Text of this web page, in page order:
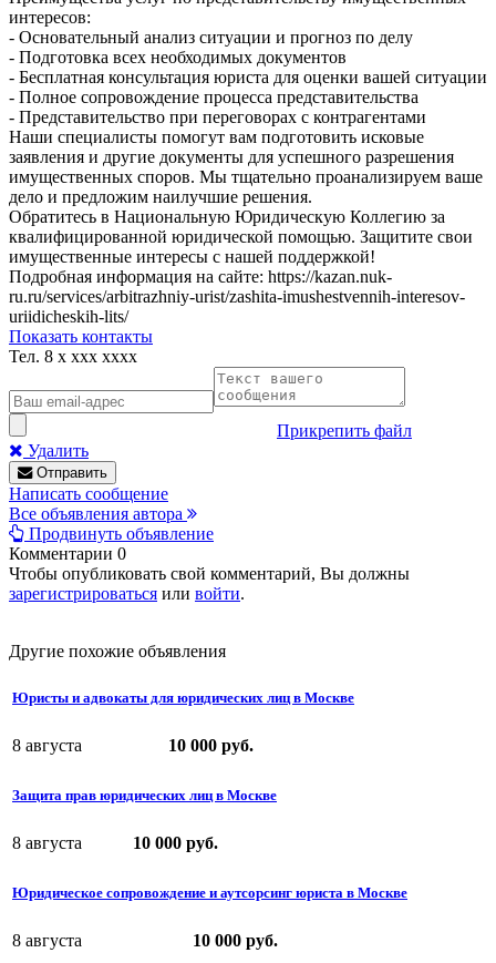
интересов:
- Основательный анализ ситуации и прогноз по делу
- Подготовка всех необходимых документов
- Бесплатная консультация юриста для оценки вашей ситуации
- Полное сопровождение процесса представительства
- Представительство при переговорах с контрагентами
Наши специалисты помогут вам подготовить исковые
заявления и другие документы для успешного разрешения
имущественных споров. Мы тщательно проанализируем ваше
дело и предложим наилучшие решения.
Обратитесь в Национальную Юридическую Коллегию за
квалифицированной юридической помощью. Защитите свои
имущественные интересы с нашей поддержкой!
Подробная информация на сайте: https://kazan.nuk-
ru.ru/services/arbitrazhniy-urist/zashita-imushestvennih-interesov-
uriidicheskih-lits/
Показать контакты
Тел. 8 x xxx xxxx
Прикрепить файл
Удалить
Отправить
Написать сообщение
Все объявления автора
Продвинуть объявление
Комментарии 0
Чтобы опубликовать свой комментарий, Вы должны
зарегистрироваться или войти.
Другие похожие объявления
Юристы и адвокаты для юридических лиц в Москве
8 августа 10 000 руб.
Защита прав юридических лиц в Москве
8 августа 10 000 руб.
Юридическое сопровождение и аутсорсинг юриста в Москве
8 августа 10 000 руб.